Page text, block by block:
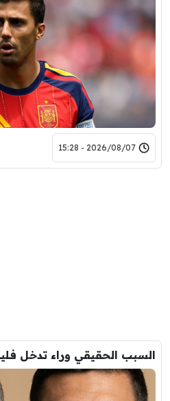
2026/08/07 - 15:28
السبب الحقيقي وراء تدخل